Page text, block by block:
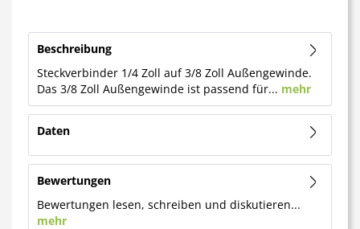
Beschreibung
Steckverbinder 1/4 Zoll auf 3/8 Zoll Außengewinde.
Das 3/8 Zoll Außengewinde ist passend für... mehr
Daten
Bewertungen
Bewertungen lesen, schreiben und diskutieren...
mehr